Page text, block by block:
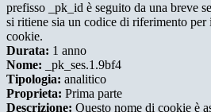
prefisso _pk_id è seguito da una breve
si ritiene sia un codice di riferimento
cookie.
Durata: 1 anno
Nome: _pk_ses.1.9bf4
Tipologia: analitico
Proprieta: Prima parte
Descrizione: Questo nome di cookie è